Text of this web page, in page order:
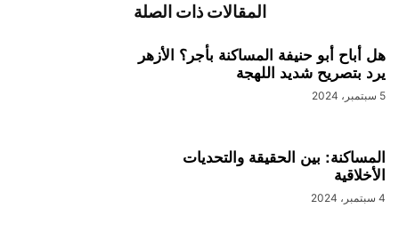
المقالات ذات الصلة
هل أباح أبو حنيفة المساكنة بأجر؟ الأزهر
يرد بتصريح شديد اللهجة
5 سبتمبر، 2024
المساكنة: بين الحقيقة والتحديات
الأخلاقية
4 سبتمبر، 2024